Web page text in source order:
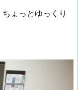
ょっとゆっくり